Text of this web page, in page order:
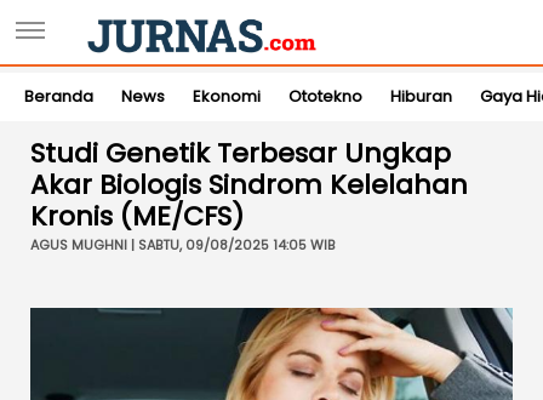
Beranda News Ekonomi Ototekno Hiburan Gaya
Studi Genetik Terbesar Ungkap
Akar Biologis Sindrom Kelelahan
Kronis (ME/CFS)
AGUS MUGHNI | SABTU, 09/08/2025 14:05 WIB